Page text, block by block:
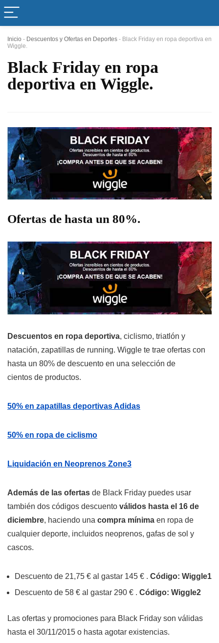
Inicio - Descuentos y Ofertas en Deportes - Black Friday en ropa deportiva en
Wiggle.
Black Friday en ropa
deportiva en Wiggle.
Ofertas de hasta un 80%.
Descuentos en ropa deportiva, ciclismo, triatlón y
natación, zapatillas de running. Wiggle te trae ofertas con
hasta un 80% de descuento en una selección de
cientos de productos.
50% en zapatillas deportivas Adidas
50% en ropa de ciclismo
Liquidación en Neoprenos Zone3
Además de las ofertas de Black Friday puedes usar
también dos códigos descuento válidos hasta el 16 de
diciembre, haciendo una compra mínima en ropa de
cualquier deporte, incluidos neoprenos, gafas de sol y
cascos.
Descuento de 21,75 € al gastar 145 € . Código: Wiggle1
Descuento de 58 € al gastar 290 € . Código: Wiggle2
Las ofertas y promociones para Black Friday son válidas
hasta el 30/11/2015 o hasta agotar existencias.